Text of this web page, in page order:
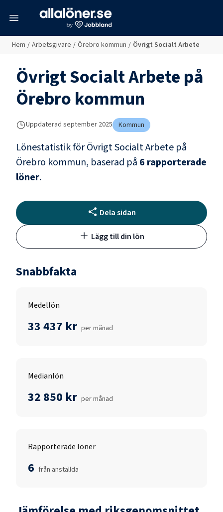
Hem / Arbetsgivare / Örebro kommun / Övrigt Socialt Arbete
Övrigt Socialt Arbetepå
Örebro kommun
Uppdaterad september 2025 Kommun
Lönestatistik förÖvrigt Socialt Arbete på
Örebro kommun, baserad på 6 rapporterade
löner.
Dela sidan
Lägg till din lön
Snabbfakta
Medellön
33 437 kr per månad
Medianlön
32 850 kr per månad
Rapporterade löner
6 från anställda